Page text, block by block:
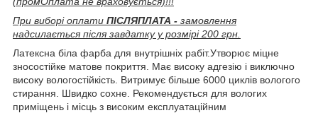
При виборі оплати ПІСЛЯПЛАТА - замовлення
надсилається після завдатку у розмірі 200 грн.
Латексна біла фарба для внутрішніх рабіт.Утворює міцне
зносостійке матове покриття. Має високу адгезію і виключно
високу вологостійкість. Витримує більше 6000 циклів вологого
стирання. Швидко сохне. Рекомендується для вологих
приміщень і місць з високим експлуатаційним